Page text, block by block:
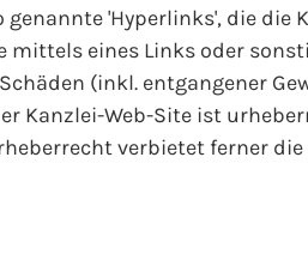
'Hyperlinks', die
eines Links oder
(inkl. entgangener
Kanzlei-Web-Site ist
verbietet ferner